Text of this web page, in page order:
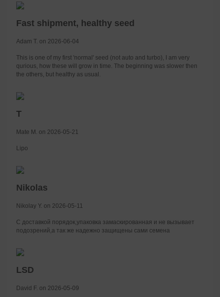
Fast shipment, healthy seed
Adam T. on 2026-06-04
This is one of my first 'normal' seed (not auto and turbo), I am very
qurious, how these will grow in time. The beginning was slower then
the others, but healthy as usual.
T
Mate M. on 2026-05-21
Lipo
Nikolas
Nikolay Y. on 2026-05-11
С доставкой порядок,упаковка замаскированная и не вызывает
подозрений,а так же надежно защищены сами семена
LSD
David F. on 2026-05-09